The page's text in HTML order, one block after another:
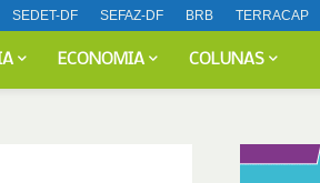
SEDET-DF SEFAZ-DF BRB TERRACAP
ECONOMIA COLUNAS